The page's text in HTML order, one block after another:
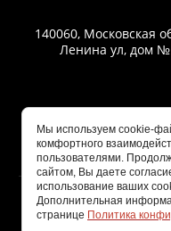
140060, Московская
Ленина ул, дом №
Политика
Вся техническая
характер и ни при
Мы используем cookie-
комфортного
пользователями.
сайтом, Вы даете
использование ваших
Дополнительная
странице Политика